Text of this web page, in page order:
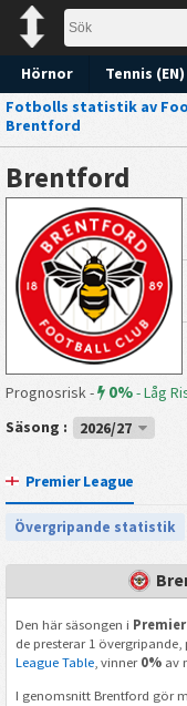
Hörnor Tennis (EN)
Fotbolls statistik av
Brentford
Brentford
Prognosrisk - 0%-Låg
Säsong :
2026/27
Premier League
Övergripande statistik
Den här säsongen i
de presterar 1
League Table, vinner 0%av
I genomsnitt Brentford gör